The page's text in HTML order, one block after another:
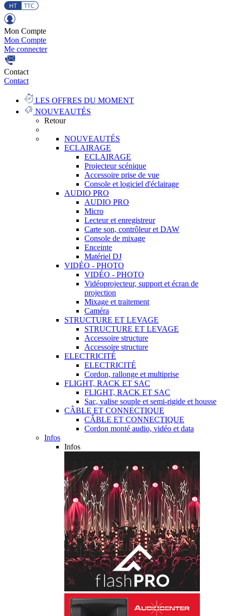
Mon Compte
Mon Compte
Me connecter
Contact
Contact
LES OFFRES DU MOMENT
NOUVEAUTÉS
Retour
NOUVEAUTÉS
ECLAIRAGE
ECLAIRAGE
Projecteur scénique
Accessoire prise de vue
Console et logiciel d'éclairage
AUDIO PRO
AUDIO PRO
Micro
Lecteur et enregistreur
Carte son, contrôleur et DAW
Console de mixage
Enceinte
Matériel DJ
VIDÉO - PHOTO
VIDÉO - PHOTO
Vidéoprojecteur, support et écran de
projection
Mixage et traitement
Caméra
STRUCTURE ET LEVAGE
STRUCTURE ET LEVAGE
Accessoire structure
Accessoire structure
ELECTRICITÉ
ELECTRICITÉ
Cordon, rallonge et multiprise
FLIGHT, RACK ET SAC
FLIGHT, RACK ET SAC
Sac, valise souple et semi-rigide et housse
CÂBLE ET CONNECTIQUE
CÂBLE ET CONNECTIQUE
Cordon monté audio, vidéo et data
Infos
Infos